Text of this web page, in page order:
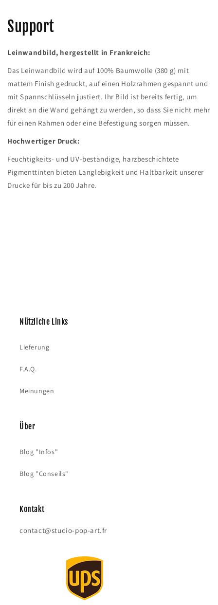
Support
Leinwandbild, hergestellt in Frankreich:
Das Leinwandbild wird auf 100% Baumwolle (380 g) mit
mattem Finish gedruckt, auf einen Holzrahmen gespannt und
mit Spannschlüsseln justiert. Ihr Bild ist bereits fertig, um
direkt an die Wand gehängt zu werden, so dass Sie nicht mehr
für einen Rahmen oder eine Befestigung sorgen müssen.
Hochwertiger Druck:
Feuchtigkeits- und UV-beständige, harzbeschichtete
Pigmenttinten bieten Langlebigkeit und Haltbarkeit unserer
Drucke für bis zu 200 Jahre.
Nützliche Links
Lieferung
F.A.Q.
Meinungen
Über
Blog "Infos"
Blog "Conseils"
Kontakt
contact@studio-pop-art.fr